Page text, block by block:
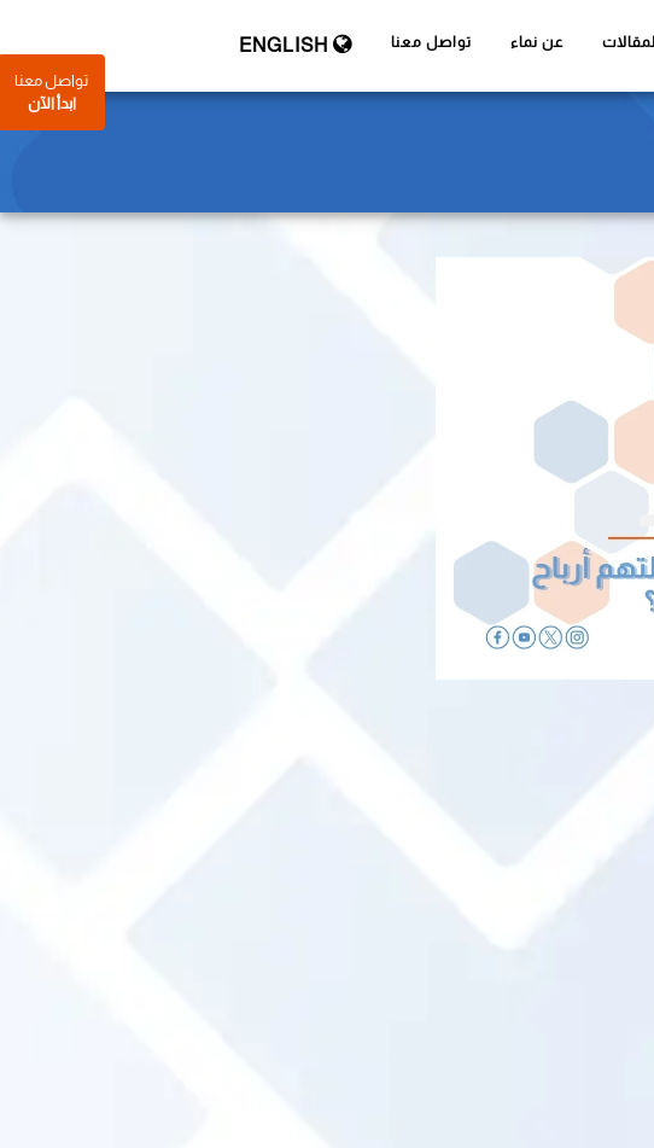
عن نماء تواصل معنا ENGLISH
تواصل معنا
ابدأ الآن